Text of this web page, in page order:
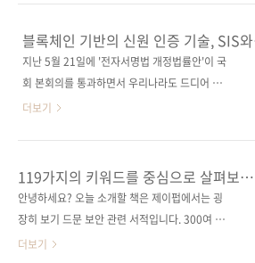
서11번가] [반디앤루니스] [알라딘] [영풍문고]
[예스이십사] [인터파크] [쿠팡]전자책 구매 사이
트[교보문고] [구글북스] [리디북스] [알라딘]
자기주권 신원증명 구조 분석서부제 DID와 자격
증명 분석부터 하이퍼레저 인디 블록체인 플랫
2020년 7월 3일페이지 260쪽시리즈 (없음)판
형 170*225*15.1제 본 무선(soft cover)정 가
25,000원ISBN ..
블록체인 기반의 신원 인증 기술, SIS와
DID
지난 5월 21일에 '전자서명법 개정법률안'이 국
회 본회의를 통과하면서 우리나라도 드디어 공
인인증서가 역사 속으로 사라지게 되었습니다.
증서를 설치하고, 갱신하고, 또 비용까지 내느라
모두들 고생하셨습니다. (새로운 인증 방법에서
도 비용 발생은 생길 것 같습니다만..) 이 시점에
ㅎ (이제 다음 타깃은 엑티브엑스!!) 공인인증서
더보기
119가지의 키워드를 중심으로 살펴보는
정보보안의 핵심!
안녕하세요? 오늘 소개할 책은 제이펍에서는 굉
장히 보기 드문 보안 관련 서적입니다. 300여 종
의 책을 출간하면서 보안과 관련된 서적은 다음
더보기